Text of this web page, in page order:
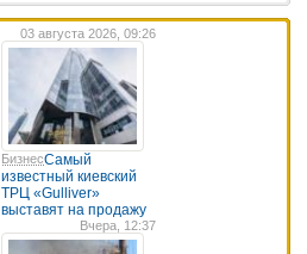
03 августа 2026, 09:26
БизнесСамый
известный киевский
ТРЦ «Gulliver»
выставят на продажу
Вчера, 12:37